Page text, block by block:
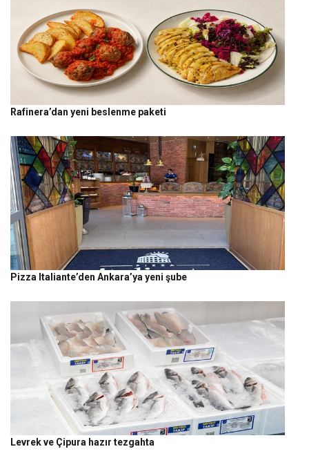
Rafinera’dan yeni beslenme paketi
Pizza Italiante’den Ankara’ya yeni şube
Levrek ve Çipura hazır tezgahta